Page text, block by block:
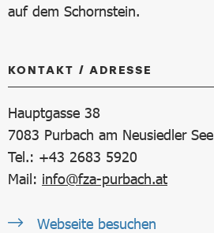
auf dem Schornstein.
KONTAKT / ADRESSE
Hauptgasse 38
7083 Purbach am Neusiedler See
Tel.: +43 2683 5920
Mail: info@fza-purbach.at
Webseite besuchen